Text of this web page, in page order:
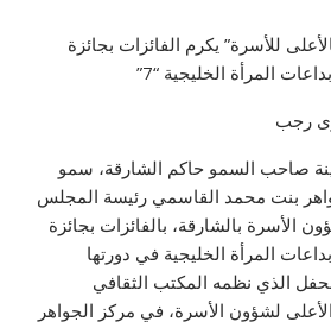
للأسرة” يكرم الفائزات بجائزة
المرأة الخليجية “7”
رجب
صاحب السمو حاكم الشارقة، سمو
بنت محمد القاسمي رئيسة المجلس
الأسرة بالشارقة، بالفائزات بجائزة
المرأة الخليجية في دورتها
الذي نظمه المكتب الثقافي
لشؤون الأسرة، في مركز الجواهر